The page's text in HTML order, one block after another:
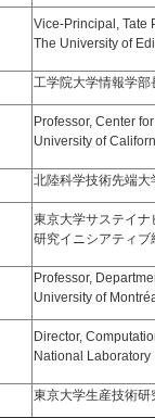
Vice-Principal, Tate
The University of
工学院大学情報学部
Professor, Center
University of
北陸科学技術先端大
東京大学サステイ
研究イニシアティ
Professor,
University of
Director,
National Laboratory
東京大学生産技術研